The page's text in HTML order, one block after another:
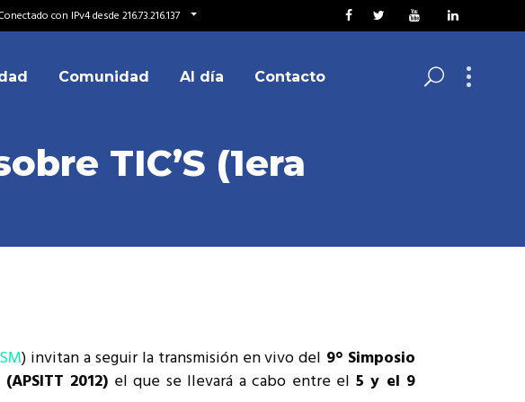
con IPv4 desde 216.73.216.137
Comunidad Al día Contacto
TIC’S (1era
) invitan a seguir la transmisión en vivo del 9° Simposio
2012) el que se llevará a cabo entre el 5 y el 9